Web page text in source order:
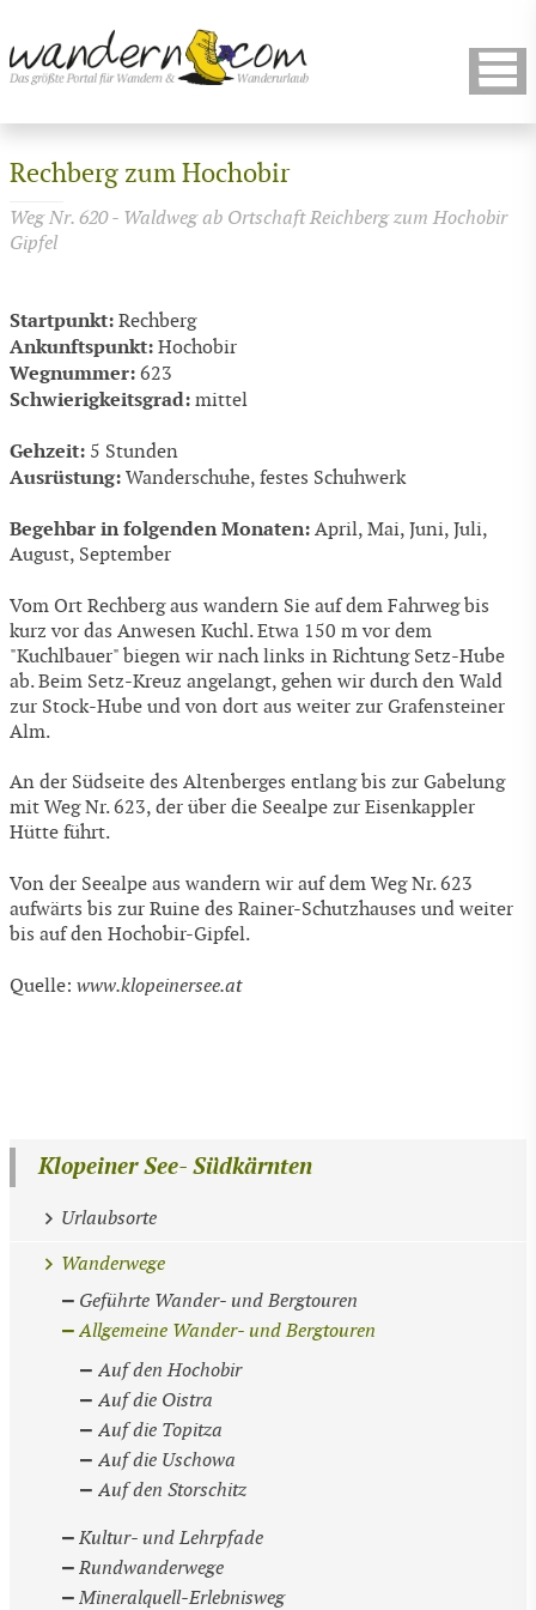
Rechberg zum Hochobir
Weg Nr. 620 - Waldweg ab Ortschaft Reichberg zum Hochobir
Gipfel
Startpunkt: Rechberg
Ankunftspunkt: Hochobir
Wegnummer: 623
Schwierigkeitsgrad: mittel
Gehzeit: 5 Stunden
Ausrüstung: Wanderschuhe, festes Schuhwerk
Begehbar in folgenden Monaten: April, Mai, Juni, Juli,
August, September
Vom Ort Rechberg aus wandern Sie auf dem Fahrweg bis
kurz vor das Anwesen Kuchl. Etwa 150 m vor dem
"Kuchlbauer" biegen wir nach links in Richtung Setz-Hube
ab. Beim Setz-Kreuz angelangt, gehen wir durch den Wald
zur Stock-Hube und von dort aus weiter zur Grafensteiner
Alm.
An der Südseite des Altenberges entlang bis zur Gabelung
mit Weg Nr. 623, der über die Seealpe zur Eisenkappler
Hütte führt.
Von der Seealpe aus wandern wir auf dem Weg Nr. 623
aufwärts bis zur Ruine des Rainer-Schutzhauses und weiter
bis auf den Hochobir-Gipfel.
Quelle: www.klopeinersee.at
Klopeiner See- Südkärnten
Urlaubsorte
Wanderwege
Geführte Wander- und Bergtouren
Allgemeine Wander- und Bergtouren
Auf den Hochobir
Auf die Oistra
Auf die Topitza
Auf die Uschowa
Auf den Storschitz
Kultur- und Lehrpfade
Rundwanderwege
Mineralquell-Erlebnisweg